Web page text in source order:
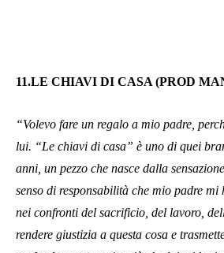
11.LE CHIAVI DI CASA (PROD
“Volevo fare un regalo a mio padre,
lui. “Le chiavi di casa” è uno di quei
anni, un pezzo che nasce dalla
senso di responsabilità che mio padre mi
nei confronti del sacrificio, del lavoro,
rendere giustizia a questa cosa e